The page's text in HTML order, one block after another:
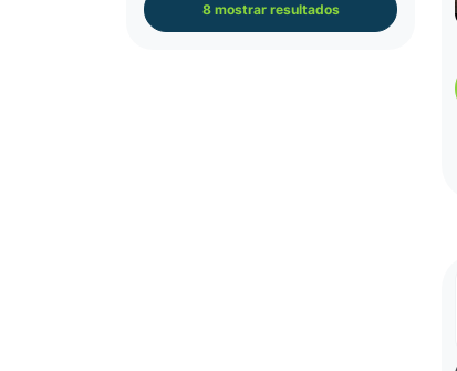
8 mostrar resultados